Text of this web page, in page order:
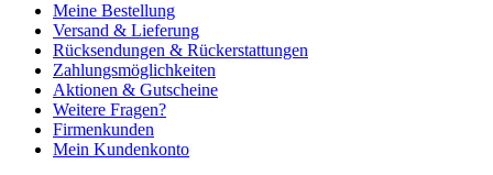
Meine Bestellung
Versand & Lieferung
Rücksendungen & Rückerstattungen
Zahlungsmöglichkeiten
Aktionen & Gutscheine
Weitere Fragen?
Firmenkunden
Mein Kundenkonto